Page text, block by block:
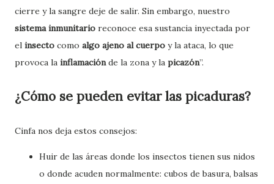
cierre y la sangre deje de salir. Sin embargo, nuestro
sistema inmunitario reconoce esa sustancia inyectada por
el insecto como algo ajeno al cuerpo y la ataca, lo que
provoca la inflamación de la zona y la picazón”.
¿Cómo se pueden evitar las picaduras?
Cinfa nos deja estos consejos:
Huir de las áreas donde los insectos tienen sus nidos
o donde acuden normalmente: cubos de basura, balsas